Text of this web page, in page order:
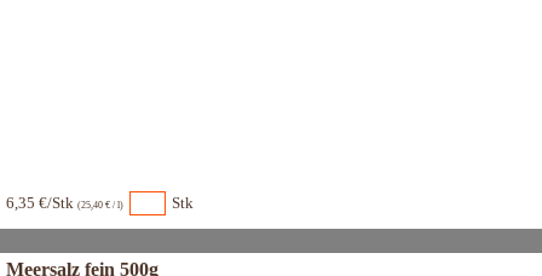
6,35 €/Stk (25,40 € / l) Stk
Meersalz fein 500g